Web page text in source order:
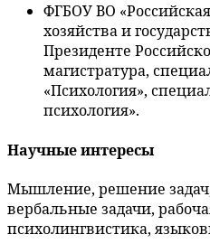
ФГБОУ ВО
хозяйства и
Президенте
магистратура,
«Психология»,
психология».
Научные интересы
Мышление, решение
вербальные задачи,
психолингвистика,